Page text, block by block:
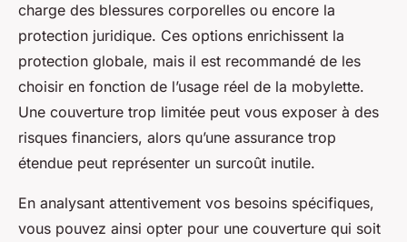
charge des blessures corporelles ou encore la
protection juridique. Ces options enrichissent la
protection globale, mais il est recommandé de les
choisir en fonction de l’usage réel de la mobylette.
Une couverture trop limitée peut vous exposer à des
risques financiers, alors qu’une assurance trop
étendue peut représenter un surcoût inutile.
En analysant attentivement vos besoins spécifiques,
vous pouvez ainsi opter pour une couverture qui soit